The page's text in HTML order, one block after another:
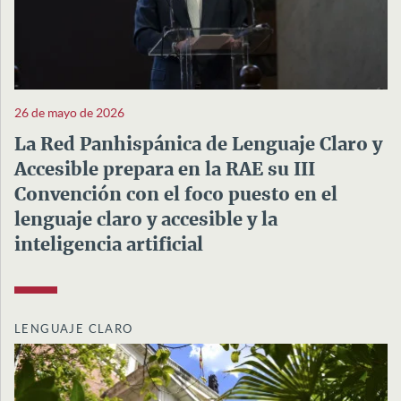
26 de mayo de 2026
La Red Panhispánica de Lenguaje Claro y
Accesible prepara en la RAE su III
Convención con el foco puesto en el
lenguaje claro y accesible y la
inteligencia artificial
LENGUAJE CLARO